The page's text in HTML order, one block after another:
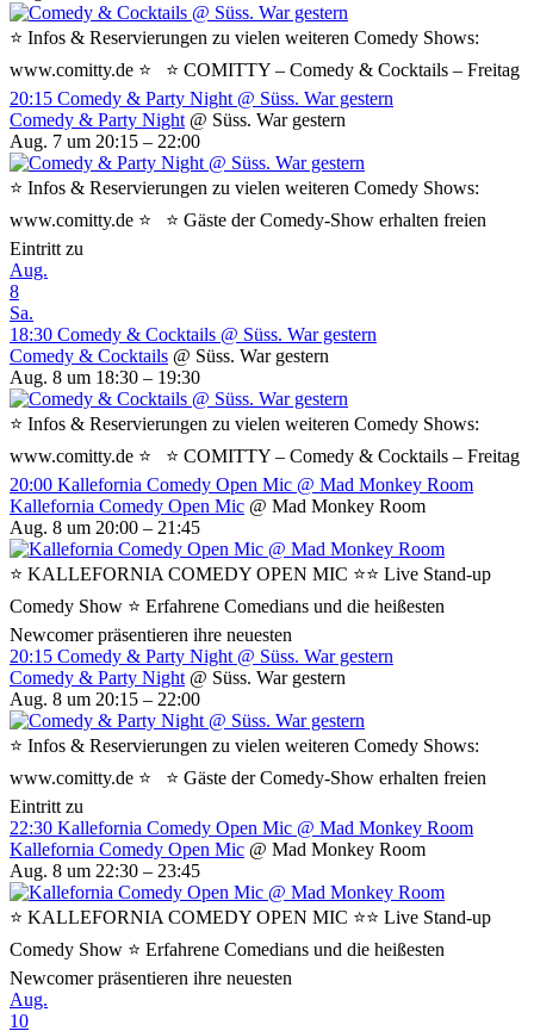
⭐ Infos & Reservierungen zu vielen weiteren Comedy Shows:
www.comitty.de ⭐ ⭐ COMITTY – Comedy & Cocktails – Freitag
20:15 Comedy & Party Night @ Süss. War gestern
Comedy & Party Night @ Süss. War gestern
Aug. 7 um 20:15 – 22:00
⭐ Infos & Reservierungen zu vielen weiteren Comedy Shows:
www.comitty.de ⭐ ⭐ Gäste der Comedy-Show erhalten freien
Eintritt zu
Aug.
8
Sa.
18:30 Comedy & Cocktails @ Süss. War gestern
Comedy & Cocktails @ Süss. War gestern
Aug. 8 um 18:30 – 19:30
⭐ Infos & Reservierungen zu vielen weiteren Comedy Shows:
www.comitty.de ⭐ ⭐ COMITTY – Comedy & Cocktails – Freitag
20:00 Kallefornia Comedy Open Mic @ Mad Monkey Room
Kallefornia Comedy Open Mic @ Mad Monkey Room
Aug. 8 um 20:00 – 21:45
⭐ KALLEFORNIA COMEDY OPEN MIC ⭐⭐ Live Stand-up
Comedy Show ⭐ Erfahrene Comedians und die heißesten
Newcomer präsentieren ihre neuesten
20:15 Comedy & Party Night @ Süss. War gestern
Comedy & Party Night @ Süss. War gestern
Aug. 8 um 20:15 – 22:00
⭐ Infos & Reservierungen zu vielen weiteren Comedy Shows:
www.comitty.de ⭐ ⭐ Gäste der Comedy-Show erhalten freien
Eintritt zu
22:30 Kallefornia Comedy Open Mic @ Mad Monkey Room
Kallefornia Comedy Open Mic @ Mad Monkey Room
Aug. 8 um 22:30 – 23:45
⭐ KALLEFORNIA COMEDY OPEN MIC ⭐⭐ Live Stand-up
Comedy Show ⭐ Erfahrene Comedians und die heißesten
Newcomer präsentieren ihre neuesten
Aug.
10